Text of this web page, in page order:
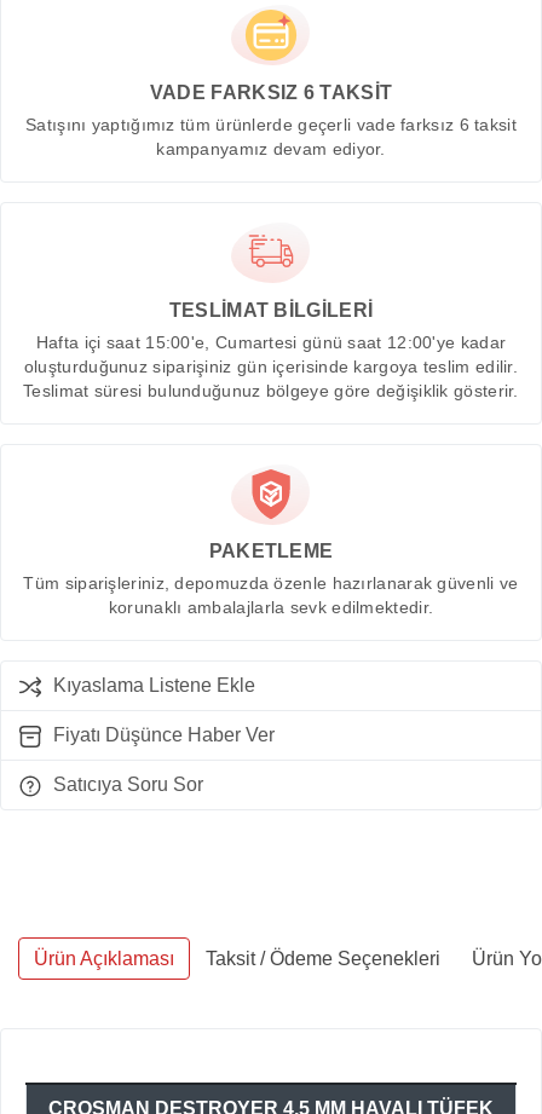
VADE FARKSIZ 6 TAKSİT
Satışını yaptığımız tüm ürünlerde geçerli vade farksız 6 taksit
kampanyamız devam ediyor.
TESLİMAT BİLGİLERİ
Hafta içi saat 15:00'e, Cumartesi günü saat 12:00'ye kadar
oluşturduğunuz siparişiniz gün içerisinde kargoya teslim edilir.
Teslimat süresi bulunduğunuz bölgeye göre değişiklik gösterir.
PAKETLEME
Tüm siparişleriniz, depomuzda özenle hazırlanarak güvenli ve
korunaklı ambalajlarla sevk edilmektedir.
Kıyaslama Listene Ekle
Fiyatı Düşünce Haber Ver
Satıcıya Soru Sor
Ürün Açıklaması Taksit / Ödeme Seçenekleri Ürün
CROSMAN DESTROYER 4,5 MM HAVALI TÜFEK